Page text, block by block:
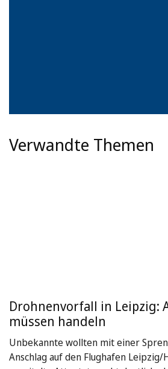
Verwandte Themen
Drohnenvorfall in Leipzig:
müssen handeln
Unbekannte wollten mit einer
Anschlag auf den Flughafen Leipzig/